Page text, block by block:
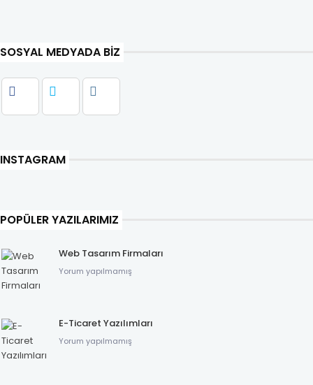
SOSYAL MEDYADA BIZ
INSTAGRAM
POPÜLER YAZILARIMIZ
Web Tasarım Firmaları
Yorum yapılmamış
E-Ticaret Yazılımları
Yorum yapılmamış